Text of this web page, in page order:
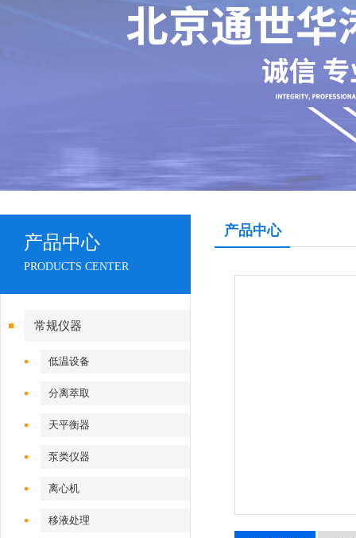
产品中心
PRODUCTS CENTER
常规仪器
低温设备
分离萃取
天平衡器
泵类仪器
离心机
移液处理
产品中心